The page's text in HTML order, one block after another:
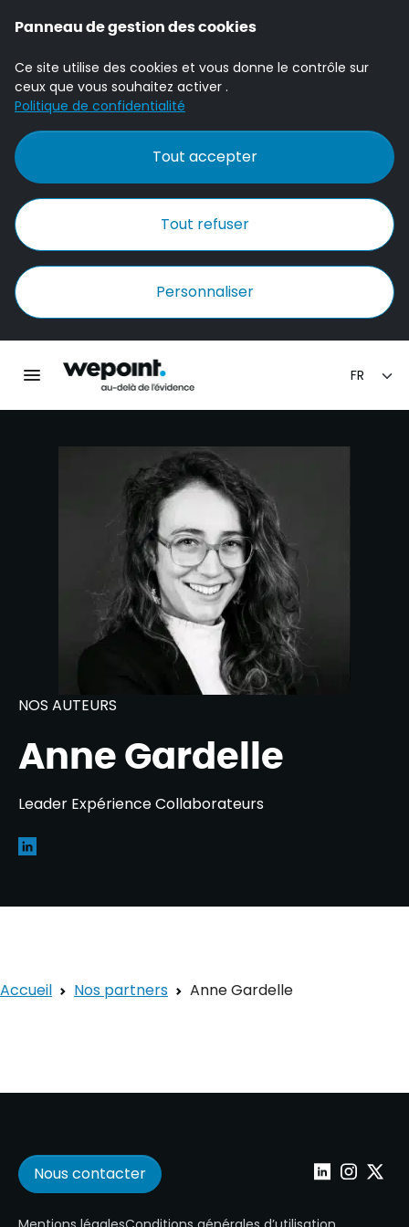
Panneau de gestion des cookies
Ce site utilise des cookies et vous donne le contrôle sur
ceux que vous souhaitez activer .
Politique de confidentialité
Tout accepter
Tout refuser
Personnaliser
Ouvrir la navigation principale
NOS AUTEURS
Anne Gardelle
Leader Expérience Collaborateurs
Accueil Nos partners Anne Gardelle
Nous contacter Wepoint sur
Wepoint